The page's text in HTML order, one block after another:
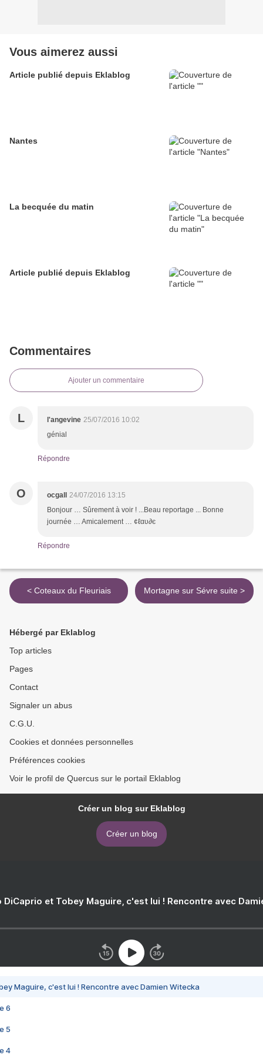
Vous aimerez aussi
Article publié depuis Eklablog
Nantes
La becquée du matin
Article publié depuis Eklablog
Commentaires
Ajouter un commentaire
L l'angevine 25/07/2016 10:02
génial
Répondre
O ocgall
24/07/2016 13:15
Bonjour … Sûrement à voir ! ...Beau reportage ... Bonne
journée … Amicalement … ¢ℓαυ∂є
Répondre
< Coteaux du Fleuriais Mortagne sur Sévre suite >
Hébergé par Eklablog
Top articles
Pages
Contact
Signaler un abus
C.G.U.
Cookies et données personnelles
Préférences cookies
Voir le profil de Quercus sur le portail Eklablog
Créer un blog sur Eklablog
Créer un blog
DiCaprio et Tobey Maguire, c'est lui ! Rencontre avec
Maguire, c'est lui ! Rencontre avec Damien Witecka
6
5
4